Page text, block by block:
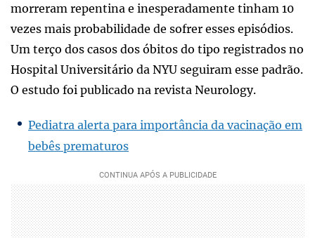
morreram repentina e inesperadamente tinham 10
vezes mais probabilidade de sofrer esses episódios.
Um terço dos casos dos óbitos do tipo registrados no
Hospital Universitário da NYU seguiram esse padrão.
O estudo foi publicado na revista Neurology.
Pediatra alerta para importância da vacinação em
bebês prematuros